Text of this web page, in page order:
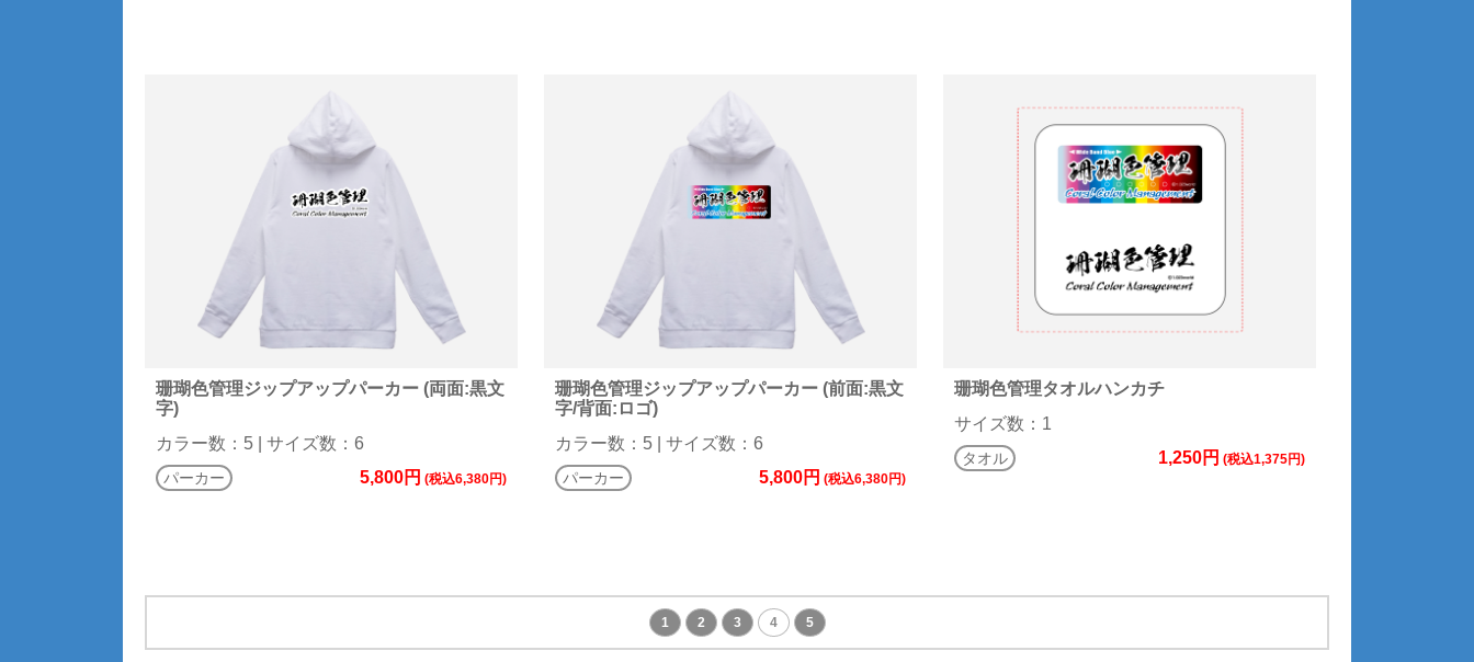
珊瑚色管理ジップアップパーカー (両面:黒文
字)
カラー数：5 | サイズ数：6
パーカー 5,800円 (税込6,380円)
珊瑚色管理ジップアップパーカー (前面:黒文
字/背面:ロゴ)
カラー数：5 | サイズ数：6
パーカー 5,800円 (税込6,380円)
珊瑚色管理タオルハンカチ
サイズ数：1
タオル 1,250円 (税込1,375円)
1 2 3 4 5